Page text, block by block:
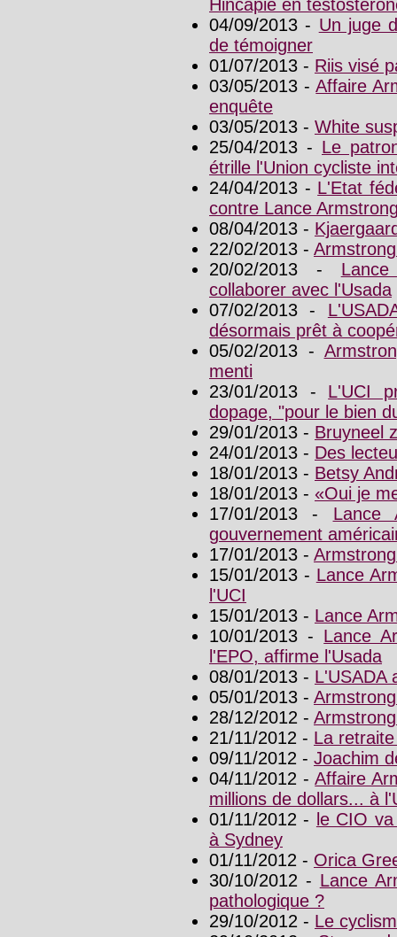
Hincapie en
04/09/2013 - Un juge
de témoigner
01/07/2013 - Riis visé
03/05/2013 -Affaire
enquête
03/05/2013 - White
25/04/2013 - Le
étrille l'Union cycliste
24/04/2013 - L'Etat
contre Lance
08/04/2013 -
22/02/2013 -
20/02/2013 -
collaborer avec l'Usada
07/02/2013 -
désormais prêt à
05/02/2013 -
menti
23/01/2013 - L'UCI
dopage, "pour le bien
29/01/2013 - Bruyneel
24/01/2013 - Des
18/01/2013 - Betsy
18/01/2013 - «Oui je
17/01/2013 - Lance
gouvernement
17/01/2013 -
15/01/2013 - Lance
l'UCI
15/01/2013 - Lance
10/01/2013 - Lance
l'EPO, affirme l'Usada
08/01/2013 - L'USADA
05/01/2013 -
28/12/2012 -
21/11/2012 - La
09/11/2012 - Joachim
04/11/2012 -Affaire
millions de dollars... à
01/11/2012 - le CIO
à Sydney
01/11/2012 - Orica
30/10/2012 - Lance
pathologique ?
29/10/2012 - Le